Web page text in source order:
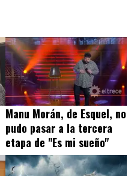
Manu Morán, de Esquel, no
pudo pasar a la tercera
etapa de "Es mi sueño"